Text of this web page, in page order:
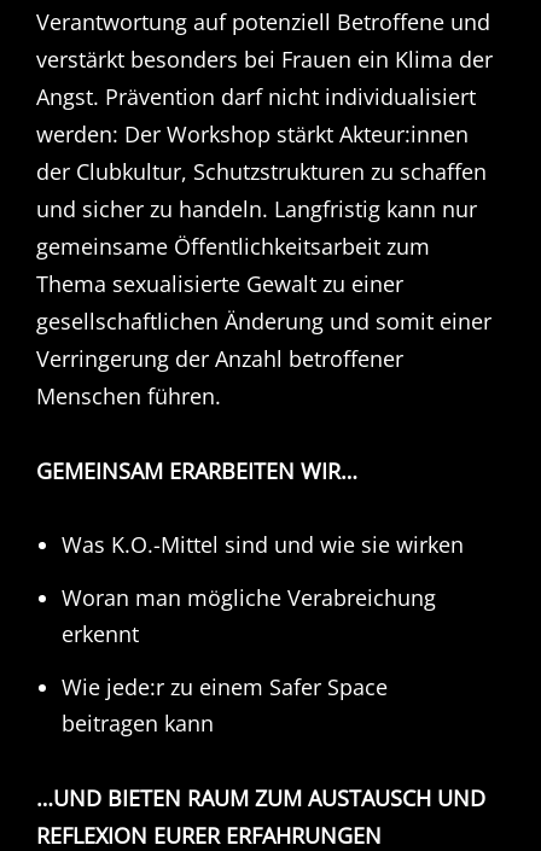
Verantwortung auf potenziell Betroffene und
verstärkt besonders bei Frauen ein Klima der
Angst. Prävention darf nicht individualisiert
werden: Der Workshop stärkt Akteur:innen
der Clubkultur, Schutzstrukturen zu schaffen
und sicher zu handeln. Langfristig kann nur
gemeinsame Öffentlichkeitsarbeit zum
Thema sexualisierte Gewalt zu einer
gesellschaftlichen Änderung und somit einer
Verringerung der Anzahl betroffener
Menschen führen.
GEMEINSAM ERARBEITEN WIR…
Was K.O.-Mittel sind und wie sie wirken
Woran man mögliche Verabreichung
erkennt
Wie jede:r zu einem Safer Space
beitragen kann
…UND BIETEN RAUM ZUM AUSTAUSCH UND
REFLEXION EURER ERFAHRUNGEN